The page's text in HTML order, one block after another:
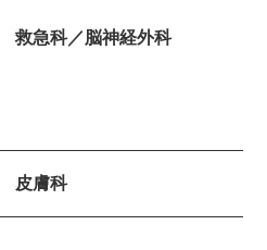
救急科／脳神経外科
皮膚科